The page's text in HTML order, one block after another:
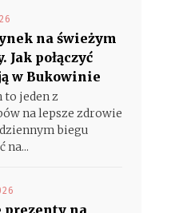
na świeżym
połączyć
w Bukowinie
to jeden z
na lepsze zdrowie
biegu
na...
prezenty na